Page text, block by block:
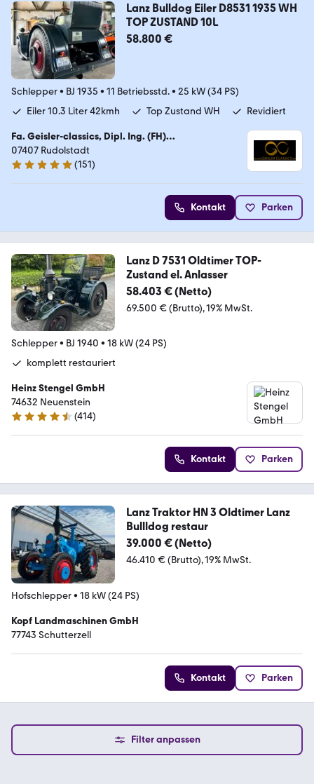
Lanz Bulldog Eiler D8531 1935 WH
TOP ZUSTAND 10L
58.800 €
Schlepper• BJ 1935 • 11 Betriebsstd.• 25 kW (34 PS)
Eiler 10.3 Liter 42kmh
Top Zustand WH Revidiert
Fa. Geisler-classics, Dipl. Ing. (FH)
Kraftfahrzeugtechnik Enrico Geisler
07407 Rudolstadt
4.8 Sterne
(151)
Kontakt Parken
Lanz D 7531 Oldtimer TOP-
Zustand el. Anlasser
58.403 € (Netto)
69.500 € (Brutto) 19% MwSt.
Schlepper• BJ 1940 • 18 kW (24 PS)
komplett restauriert
Heinz Stengel GmbH
74632 Neuenstein
4.7 Sterne
(414)
Kontakt Parken
Lanz Traktor HN 3 Oldtimer Lanz
Bullldog restaur
39.000 € (Netto)
46.410 € (Brutto) 19% MwSt.
Hofschlepper• 18 kW (24 PS)
Kopf Landmaschinen GmbH
77743 Schutterzell
Kontakt Parken
Filter anpassen